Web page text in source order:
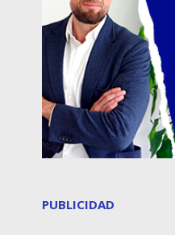
PUBLICIDAD